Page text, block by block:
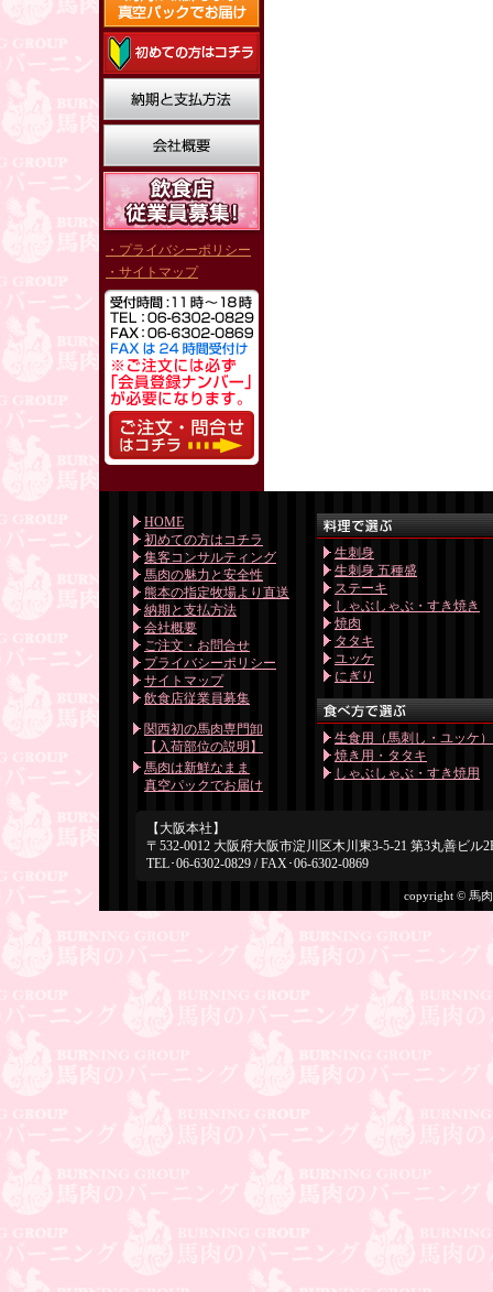
・プライバシーポリシー
・サイトマップ
HOME
初めての方はコチラ
集客コンサルティング
馬肉の魅力と安全性
熊本の指定牧場より直送
納期と支払方法
会社概要
ご注文・お問合せ
プライバシーポリシー
サイトマップ
飲食店従業員募集
関西初の馬肉専門卸
【入荷部位の説明】
馬肉は新鮮なまま
真空パックでお届け
生刺身
生刺身 五種盛
ステーキ
しゃぶしゃぶ・すき焼き
焼肉
タタキ
ユッケ
にぎり
生食用（馬刺し・ユッケ）
焼き用・タタキ
しゃぶしゃぶ・すき焼用
【大阪本社】
〒532-0012 大阪府大阪市淀川区木川東3-5-21 第3丸善ビル
TEL･06-6302-0829 / FAX･06-6302-0869
copyright © 馬